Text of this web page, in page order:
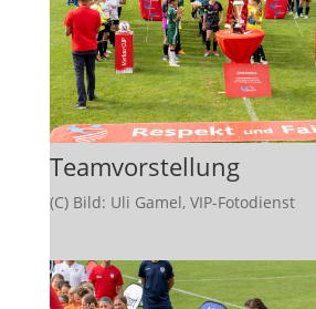
Teamvorstellung
(C) Bild: Uli Gamel, VIP-Fotodienst